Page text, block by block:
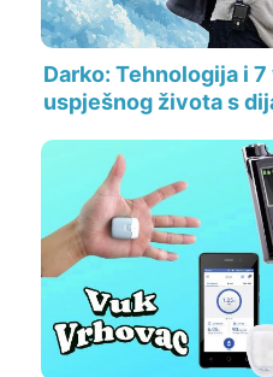
Darko: Tehnologija i
uspješnog života s